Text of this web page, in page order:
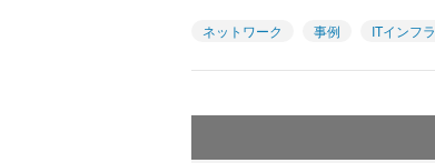
ネットワーク 事例 ITインフラ